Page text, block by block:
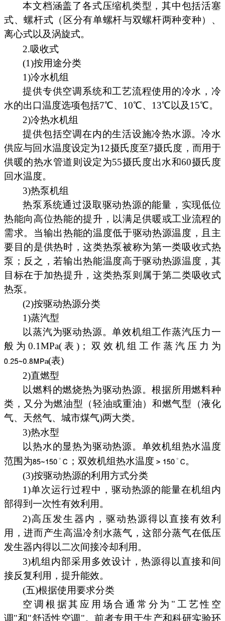
本文档涵盖了各式压缩机类型，其中包括活塞
式、螺杆式（区分有单螺杆与双螺杆两种变种）、
离心式以及涡旋式。
2.吸收式
(1)按用途分类
1)冷水机组
提供专供空调系统和工艺流程使用的冷水，冷
水的出口温度选项包括7℃、10℃、13℃以及15℃。
2)冷热水机组
提供包括空调在内的生活设施冷热水源。冷水
供应与回水温度设定为12摄氏度至7摄氏度，而用于
供暖的热水管道则设定为55摄氏度出水和60摄氏度
回水温度。
3)热泵机组
热泵系统通过汲取驱动热源的能量，实现低位
热能向高位热能的提升，以满足供暖或工业流程的
需求。当输出热能的温度低于驱动热源温度，且主
要目的是供热时，这类热泵被称为第一类吸收式热
泵；反之，若输出热能温度高于驱动热源温度，其
目标在于加热提升，这类热泵则属于第二类吸收式
热泵。
(2)按驱动热源分类
1)蒸汽型
以蒸汽为驱动热源。单效机组工作蒸汽压力一
般为0.1MPa(表)；双效机组工作蒸汽压力为
(表)
2)直燃型
以燃料的燃烧热为驱动热源。根据所用燃料种
类，又分为燃油型（轻油或重油）和燃气型（液化
气、天然气、城市煤气)两大类。
3)热水型
以热水的显热为驱动热源。单效机组热水温度
范围为
；双效机组热水温度
。
(3)按驱动热源的利用方式分类
1)单次运行过程中，驱动热源的能量在机组内
部得到一次性有效利用。
2)高压发生器内，驱动热源得以直接有效利
用，进而产生高温冷剂水蒸气，这部分蒸气在低压
发生器内得以二次间接冷却利用。
3)机组内部采用多效设计，热源得以直接和间
接反复利用，提升能效。
(五)根据使用要求分类
空调根据其应用场合通常分为"工艺性空
调"和"舒适性空调"。前者专用于生产和科研实验环